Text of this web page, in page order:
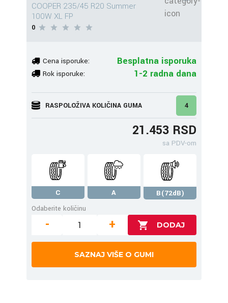
COOPER 235/45 R20 Summer
100W XL FP
0
Cena isporuke: Besplatna isporuka
Rok isporuke: 1-2 radna dana
RASPOLOŽIVA KOLIČINA GUMA 4
21.453 RSD
sa PDV-om
C A
B(72dB)
Odaberite količinu
- +
SAZNAJ VIŠE O GUMI